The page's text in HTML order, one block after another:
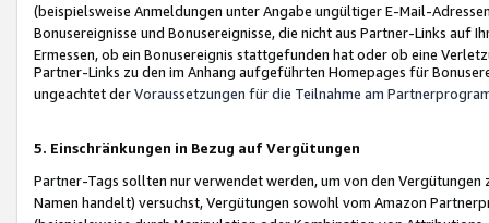
(beispielsweise Anmeldungen unter Angabe ungültiger E-Mail-
Bonusereignisse und Bonusereignisse, die nicht aus Partner-Links auf
Ermessen, ob ein Bonusereignis stattgefunden hat oder ob eine
Partner-Links zu den im Anhang aufgeführten Homepages für
ungeachtet derVoraussetzungen für die Teilnahme am
5. Einschränkungen in Bezug auf Vergütungen
Partner-Tags sollten nur verwendet werden, um von den
Namen handelt) versuchst, Vergütungen sowohl vom Amazon